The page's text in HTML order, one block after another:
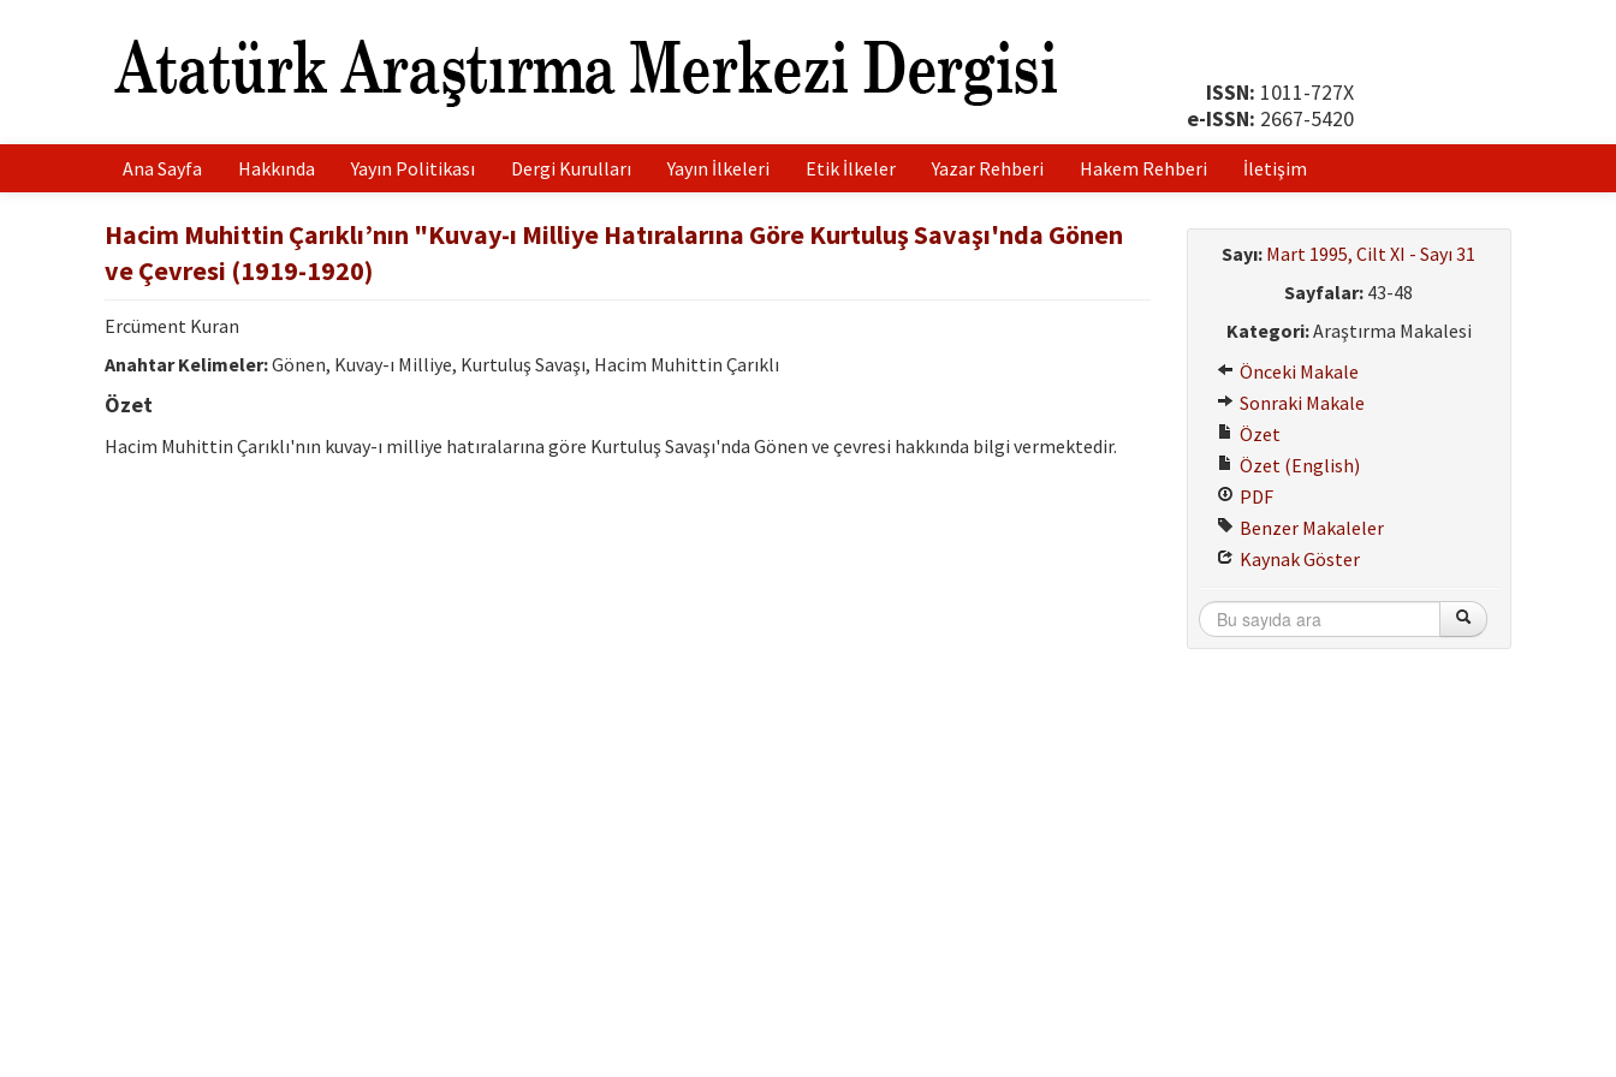
ISSN: 1011-727X
e-ISSN: 2667-5420
Ana Sayfa Hakkında Yayın Politikası Dergi Kurulları Yayın İlkeleri Etik İlkeler Yazar Rehberi Hakem Rehberi İletişim
Hacim Muhittin Çarıklı’nın "Kuvay-ı Milliye Hatıralarına Göre Kurtuluş Savaşı'nda Gönen
ve Çevresi (1919-1920)
Ercüment Kuran
Anahtar Kelimeler:Gönen, Kuvay-ı Milliye, Kurtuluş Savaşı, Hacim Muhittin Çarıklı
Özet
Hacim Muhittin Çarıklı'nın kuvay-ı milliye hatıralarına göre Kurtuluş Savaşı'nda Gönen ve çevresi hakkında bilgi vermektedir.
Sayı: Mart 1995, Cilt XI - Sayı 31
Sayfalar: 43-48
Kategori:Araştırma Makalesi
Önceki Makale
Sonraki Makale
Özet
Özet (English)
PDF
Benzer Makaleler
Kaynak Göster